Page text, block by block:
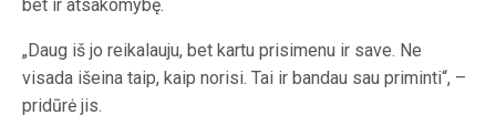
bet ir atsakomybę.
„Daug iš jo reikalauju, bet kartu prisimenu ir save. Ne
visada išeina taip, kaip norisi. Tai ir bandau sau priminti“, –
pridūrė jis.